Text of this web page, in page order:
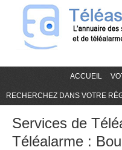
ACCUEIL
RECHERCHEZ DANS VOTRE
Services de
Téléalarme :